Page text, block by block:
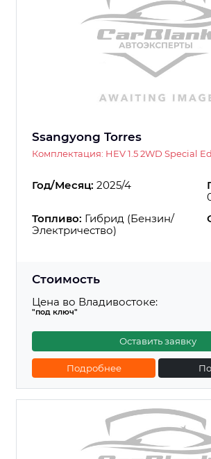
Ssangyong Torres
Комплектация: HEV 1.5 2WD Special
Год/Месяц: 2025/4
Топливо: Гибрид (Бензин/
Электричество)
Стоимость
Цена во Владивостоке:
"под ключ"
Оставить заявку
Подробнее